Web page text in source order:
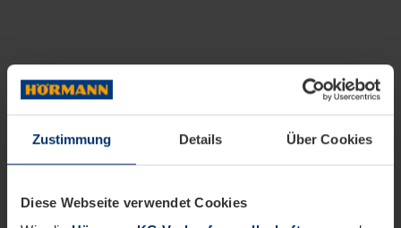
Zustimmung Details Über Cookies
Diese Webseite verwendet Cookies